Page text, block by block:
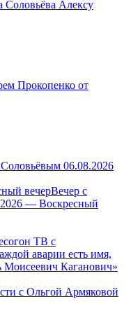
Алексу
Прокопенко от
06.08.2026
Вечер с
— Воскресный
ТВ с
аварии есть имя,
Моисеевич Каганович»
с Ольгой Армяковой